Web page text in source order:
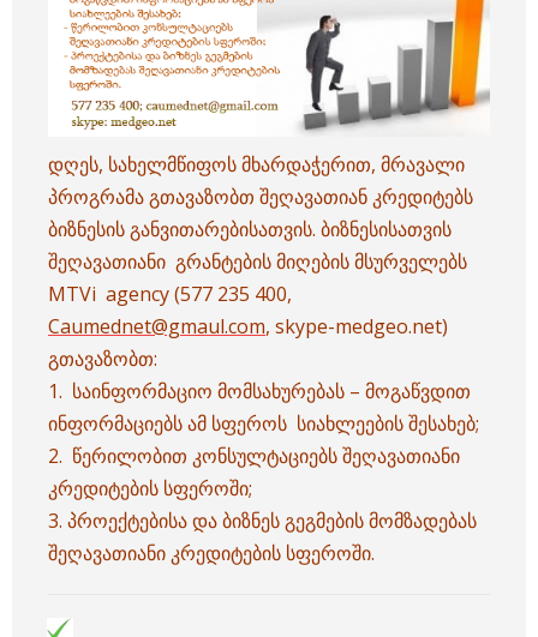
დღეს, სახელმწიფოს მხარდაჭერით, მრავალი
პროგრამა გთავაზობთ შეღავათიან კრედიტებს
ბიზნესის განვითარებისათვის. ბიზნესისათვის
შეღავათიანი გრანტების მიღების მსურველებს
MTVi agency (577 235 400,
Caumednet@gmaul.com, skype-medgeo.net)
გთავაზობთ:
1. საინფორმაციო მომსახურებას – მოგაწვდით
ინფორმაციებს ამ სფეროს სიახლეების შესახებ;
2. წერილობით კონსულტაციებს შეღავათიანი
კრედიტების სფეროში;
3. პროექტებისა და ბიზნეს გეგმების მომზადებას
შეღავათიანი კრედიტების სფეროში.